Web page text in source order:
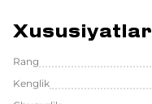
Xususiyatlar
Rang
Kenglik